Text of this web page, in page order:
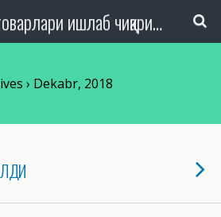
Истеъмол товарлари ишлаб чиқариш, савдо ва хизмат кўрсатиш ташкилотлари ходимлари касаба уюшмаси Республика кенгаши
› Dekabr, 2018